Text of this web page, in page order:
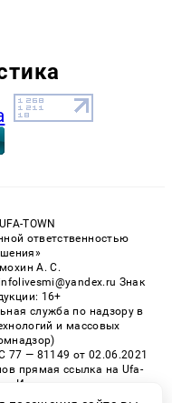
TOWN
ответственностью
А. С.
Знак
16+
служба по надзору в
и массовых
— 81149 от 02.06.2021
прямая ссылка на Ufa-
в Интернете возможно
разрешения.